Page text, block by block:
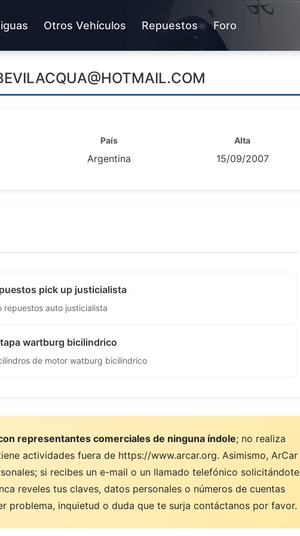
Otros Vehículos Repuestos Foro
País
Argentina
Alta
15/09/2007
pick up justicialista
repuestos auto justicialista
wartburg bicilindrico
de motor watburg bicilindrico
representantes comerciales de ninguna índole; no realiza
actividades fuera de https://www.arcar.org. Asimismo, ArCar
si recibes un e-mail o un llamado telefónico solicitándote
reveles tus claves, datos personales o números de cuentas
problema, inquietud o duda que te surja contáctanos por favor.